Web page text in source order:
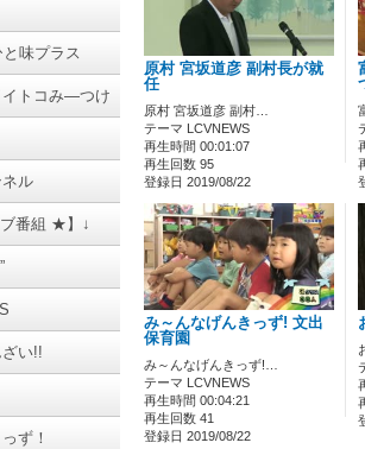
味プラス
イトコみ―つけ
ネル
番組 ★】↓
い!!
ず！
原村 宮坂道彦 副村長が就
任
原村 宮坂道彦 副村…
テーマ LCVNEWS
再生時間 00:01:07
再生回数 95
登録日 2019/08/22
み～んなげんきっず! 文出
保育園
み～んなげんきっず!…
テーマ LCVNEWS
再生時間 00:04:21
再生回数 41
登録日 2019/08/22